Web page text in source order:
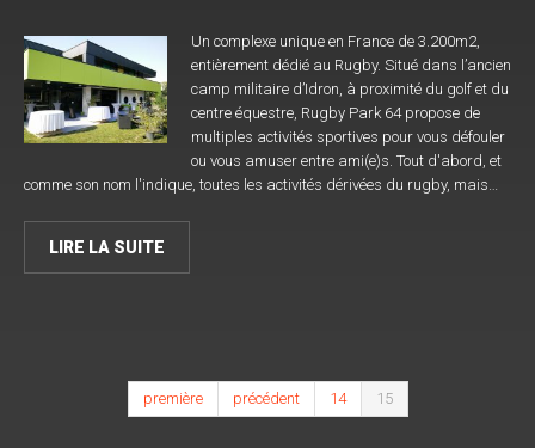
Un complexe unique en France de 3.200m2,
entièrement dédié au Rugby. Situé dans l’ancien
camp militaire d’Idron, à proximité du golf et du
centre équestre, Rugby Park 64 propose de
multiples activités sportives pour vous défouler
ou vous amuser entre ami(e)s. Tout d'abord, et
comme son nom l'indique, toutes les activités dérivées du rugby, mais…
LIRE LA SUITE
première précédent 14 15